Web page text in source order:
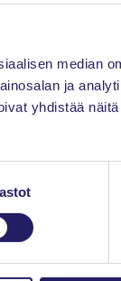
median
ja
yhdistää